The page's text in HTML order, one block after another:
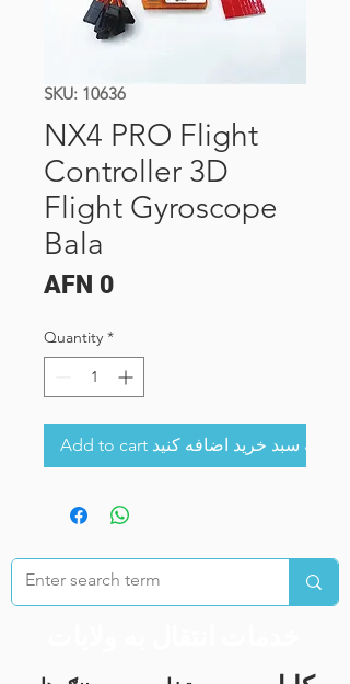
SKU: 10636
NX4 PRO Flight
Controller 3D
Flight Gyroscope
Bala
AFN 0Price
Quantity *
Add to cart به سبد خرید اضافه کنید